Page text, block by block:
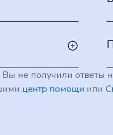
Вы не получили ответы
центр помощи или